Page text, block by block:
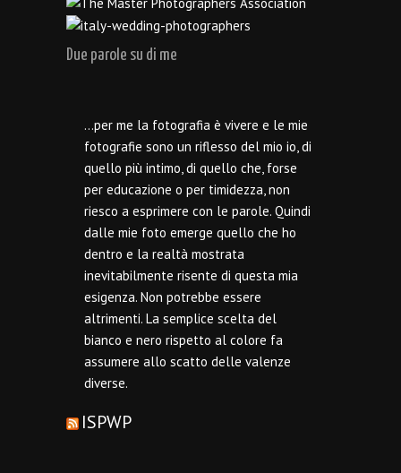
Due parole su di me
…per me la fotografia è vivere e le mie
fotografie sono un riflesso del mio io, di
quello più intimo, di quello che, forse
per educazione o per timidezza, non
riesco a esprimere con le parole. Quindi
dalle mie foto emerge quello che ho
dentro e la realtà mostrata
inevitabilmente risente di questa mia
esigenza. Non potrebbe essere
altrimenti. La semplice scelta del
bianco e nero rispetto al colore fa
assumere allo scatto delle valenze
diverse.
ISPWP